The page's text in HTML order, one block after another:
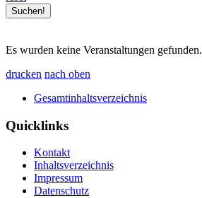
Es wurden keine Veranstaltungen gefunden.
drucken nach oben
Gesamtinhaltsverzeichnis
Quicklinks
Kontakt
Inhaltsverzeichnis
Impressum
Datenschutz